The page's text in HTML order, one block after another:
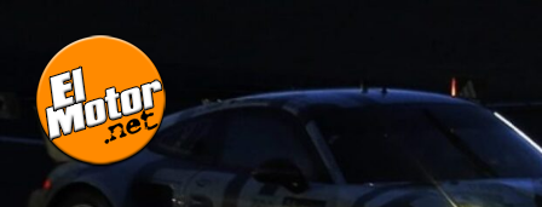
El Motor punto
Net
Automóviles